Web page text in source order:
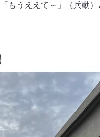
もうええて～」（兵動